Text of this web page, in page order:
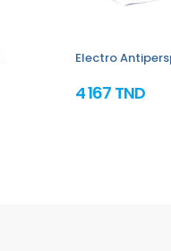
Electro
4 167 TND